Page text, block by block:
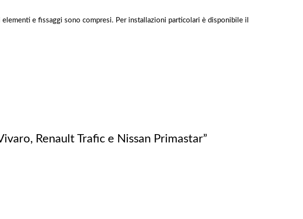
e fissaggi sono compresi. Per installazioni particolari è disponibile il
Renault Trafic e Nissan Primastar”